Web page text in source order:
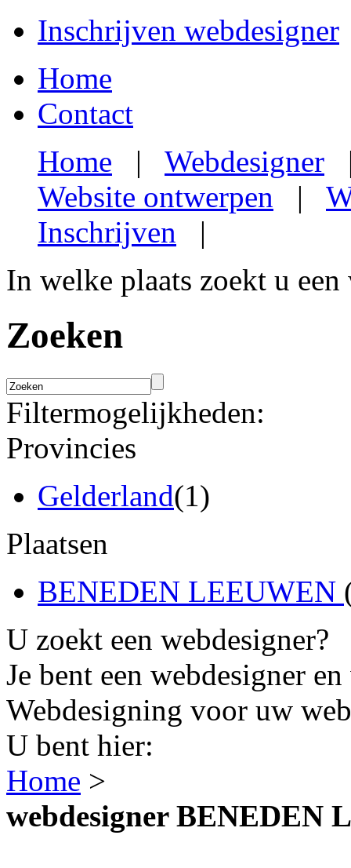
Inschrijven webdesigner
Home
Contact
Home | Webdesigner
Website ontwerpen |
Inschrijven |
In welke plaats zoekt u een
Zoeken
Filtermogelijkheden:
Provincies
Gelderland(1)
Plaatsen
BENEDEN LEEUWEN
U zoekt een webdesigner?
Je bent een webdesigner
Webdesigning voor uw
U bent hier:
Home >
webdesigner BENEDEN